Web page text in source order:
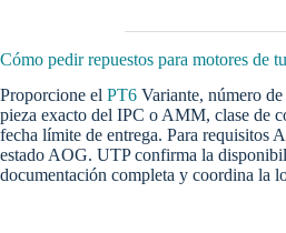
Cómo pedir repuestos para motores de
Proporcione el PT6 Variante, número
pieza exacto del IPC o AMM, clase de
fecha límite de entrega. Para requisitos
estado AOG. UTP confirma la
documentación completa y coordina la